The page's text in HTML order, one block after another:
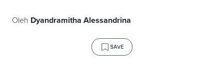
Oleh Dyandramitha Alessandrina
SAVE